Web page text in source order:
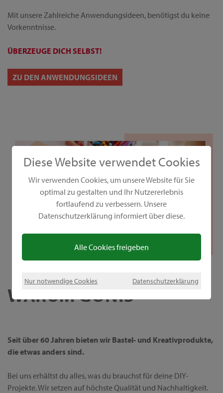
Diese Website verwendet Cookies
Wir verwenden Cookies, um unsere Website für Sie
optimal zu gestalten und Ihr Nutzererlebnis
fortlaufend zu verbessern. Unsere
Datenschutzerklärung informiert über diese.
Alle Cookies freigeben
Nur notwendige Cookies Datenschutzerklärung
Mit unsere Zahlreiche Anwendungsideen, benötigst du keine
Vorkenntnisse.
ÜBERZEUGE DICH SELBST!
ZU DEN ANWENDUNGSIDEEN
WARUM GONIS
Seit über 60 Jahren bieten wir Bastel- und Kreativprodukte,
die etwas anders sind.
Bei uns erhältst du alles, was du brauchst für deine DIY-
Projekte. Wir setzen auf höchste Qualität und Nachhaltigkeit.